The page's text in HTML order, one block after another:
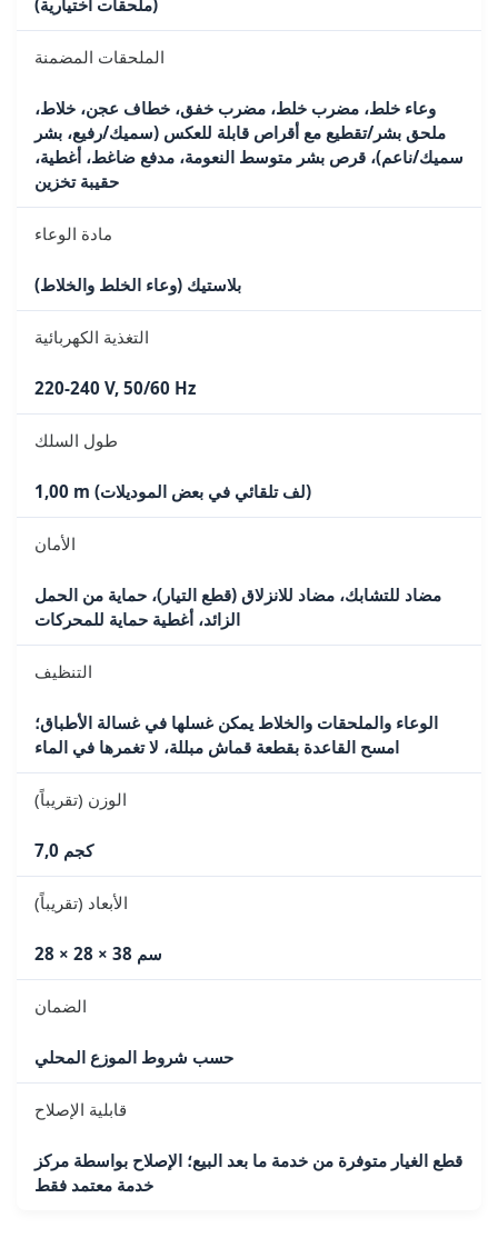
الملحقات المضمنة
وعاء خلط، مضرب خلط، مضرب خفق، خطاف عجن، خلاط،
ملحق بشر/تقطيع مع أقراص قابلة للعكس (سميك/رفيع، بشر
سميك/ناعم)، قرص بشر متوسط النعومة، مدفع ضاغط، أغطية،
حقيبة تخزين
مادة الوعاء
بلاستيك (وعاء الخلط والخلاط)
التغذية الكهربائية
220-240 V, 50/60 Hz
طول السلك
1,00 m (لف تلقائي في بعض الموديلات)
الأمان
مضاد للتشابك، مضاد للانزلاق (قطع التيار)، حماية من الحمل
الزائد، أغطية حماية للمحركات
التنظيف
الوعاء والملحقات والخلاط يمكن غسلها في غسالة الأطباق؛
امسح القاعدة بقطعة قماش مبللة، لا تغمرها في الماء
الوزن (تقريباً)
7,0 كجم
الأبعاد (تقريباً)
28 × 28 × 38 سم
الضمان
حسب شروط الموزع المحلي
قابلية الإصلاح
قطع الغيار متوفرة من خدمة ما بعد البيع؛ الإصلاح بواسطة مركز
خدمة معتمد فقط